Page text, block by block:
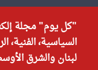
"كل يوم" مجلة
السياسية،
لبنان والشرق